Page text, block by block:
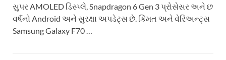
સુપર AMOLED ડિસ્પ્લે, Snapdragon 6 Gen 3 પ્રોસેસર અને છ
વર્ષનો Android અને સુરક્ષા અપડેટ્સ છે. કિંમત અને વેરિઅન્ટ્સ
Samsung Galaxy F70 …